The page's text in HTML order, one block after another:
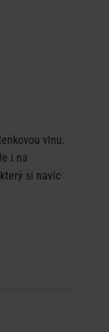
vlnu.
i na
si navíc